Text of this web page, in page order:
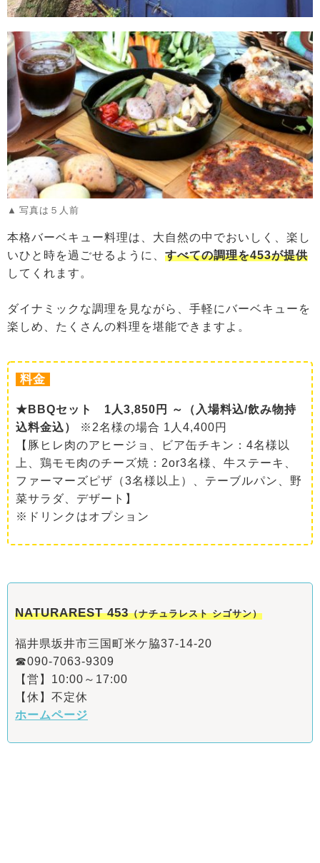
写真は５人前
本格バーベキュー料理は、大自然の中でおいしく、楽し
いひと時を過ごせるように、 すべての調理を453が提供
してくれます。
ダイナミックな調理を見ながら、手軽にバーベキューを
楽しめ、たくさんの料理を堪能できますよ。
料金
★BBQセット 1人3,850円 ～（入場料込/飲み物持
込料金込）
※2名様の場合 1人4,400円
【豚ヒレ肉のアヒージョ、ビア缶チキン：4名様以
上、鶏モモ肉のチーズ焼：2or3名様、牛ステーキ、
ファーマーズピザ（3名様以上）、テーブルパン、野
菜サラダ、デザート】
※ドリンクはオプション
NATURAREST 453（ナチュラレスト シゴサン）
福井県坂井市三国町米ケ脇37-14-20
☎090-7063-9309
【営】10:00～17:00
【休】不定休
ホームページ